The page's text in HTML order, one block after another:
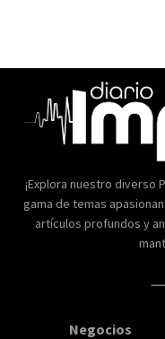
¡Explora nuestro diverso
gama de temas
artículos profundos y
Negocios